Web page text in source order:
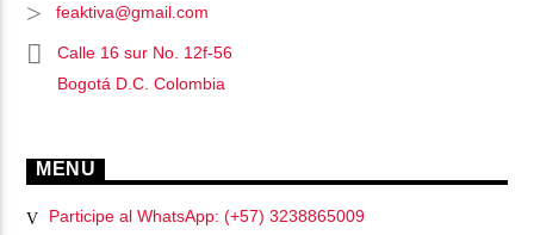
feaktiva@gmail.com
Calle 16 sur No. 12f-56
Bogotá D.C. Colombia
MENU
Participe al WhatsApp: (+57) 3238865009